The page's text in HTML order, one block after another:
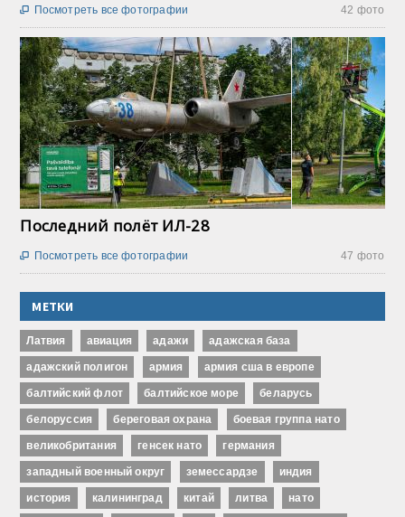
42 фото
 Посмотреть все фотографии
Последний полёт ИЛ-28
47 фото
 Посмотреть все фотографии
МЕТКИ
Латвия авиация адажи адажская база
адажский полигон армия армия сша в европе
балтийский флот балтийское море беларусь
белоруссия береговая охрана боевая группа нато
великобритания генсек нато германия
западный военный округ земессардзе индия
история калининград китай литва нато